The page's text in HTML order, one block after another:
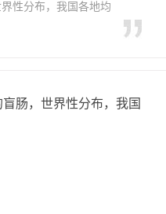
性分布，我国各地均
肠，世界性分布，我国